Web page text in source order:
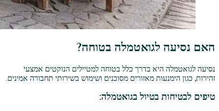
האם נסיעה לגואטמלה בטוחה?
נסיעה לגואטמלה היא בדרך כלל בטוחה למטיילים הנוקטים אמצעי
זהירות, כגון הימנעות מאזורים מסוכנים ושימוש בשירותי תחבורה אמינים.
טיפים לבטיחות בטיול בגואטמלה: